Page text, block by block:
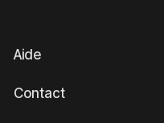
Aide
Contact